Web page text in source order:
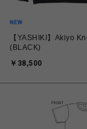
【YASHIKI】Akiyo
(BLACK)
￥38,500